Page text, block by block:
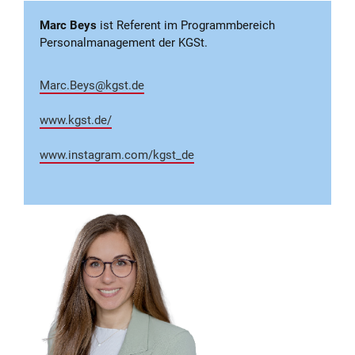
Marc Beys ist Referent im Programmbereich
Personalmanagement der KGSt.
Marc.Beys@kgst.de
www.kgst.de/
www.instagram.com/kgst_de